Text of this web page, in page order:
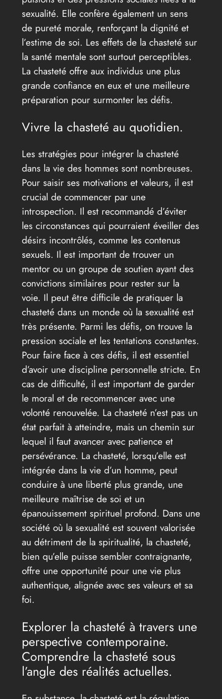
sexualité. Elle confère également un sens
de pureté morale, renforçant la dignité et
l’estime de soi. Les effets de la chasteté sur
la santé mentale sont surtout perceptibles.
La chasteté offre aux individus une plus
grande confiance en eux et une meilleure
préparation pour surmonter les défis.
Vivre la chasteté au quotidien.
Les stratégies pour intégrer la chasteté
dans la vie des hommes sont nombreuses.
Pour saisir ses motivations et valeurs, il est
crucial de commencer par une
introspection. Il est recommandé d’éviter
les circonstances qui pourraient éveiller des
désirs incontrôlés, comme les contenus
sexuels. Il est important de trouver un
mentor ou un groupe de soutien ayant des
convictions similaires pour rester sur la
voie. Il peut être difficile de pratiquer la
chasteté dans un monde où la sexualité est
très présente. Parmi les défis, on trouve la
pression sociale et les tentations constantes.
Pour faire face à ces défis, il est essentiel
d’avoir une discipline personnelle stricte. En
cas de difficulté, il est important de garder
le moral et de recommencer avec une
volonté renouvelée. La chasteté n’est pas un
état parfait à atteindre, mais un chemin sur
lequel il faut avancer avec patience et
persévérance. La chasteté, lorsqu’elle est
intégrée dans la vie d’un homme, peut
conduire à une liberté plus grande, une
meilleure maîtrise de soi et un
épanouissement spirituel profond. Dans une
société où la sexualité est souvent valorisée
au détriment de la spiritualité, la chasteté,
bien qu’elle puisse sembler contraignante,
offre une opportunité pour une vie plus
authentique, alignée avec ses valeurs et sa
foi.
Explorer la chasteté à travers une
perspective contemporaine.
Comprendre la chasteté sous
l’angle des réalités actuelles.